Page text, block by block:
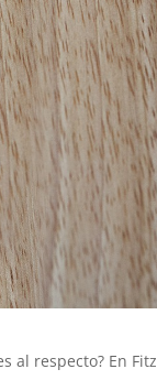
respecto? En